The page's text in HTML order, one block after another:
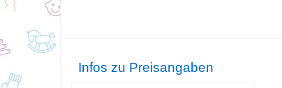
Infos zu Preisangaben